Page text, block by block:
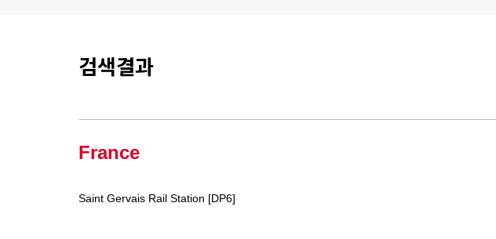
검색결과
France
Saint Gervais Rail Station [DP6]